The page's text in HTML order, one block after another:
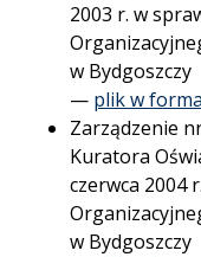
2003 r. w
w Bydgoszczy
— plik w
Zarządzenie
Kuratora
czerwca 2004
w Bydgoszczy